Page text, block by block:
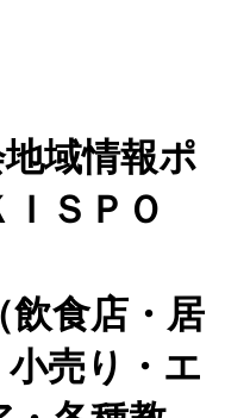
域情報ポ
ＳＰＯ
食店・居
売り・エ